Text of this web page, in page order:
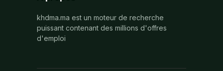
khdma.ma est un moteur de recherche
puissant contenant des millions d'offres
d'emploi